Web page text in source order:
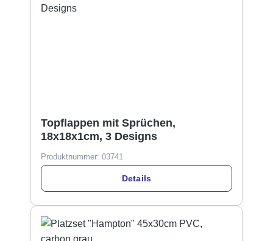
Topflappen mit Sprüchen,
18x18x1cm, 3 Designs
Produktnummer: 03741
Details